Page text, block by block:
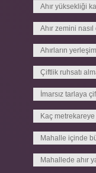
Ahır yüksekliği
Ahır zemini nasıl
Ahırların
Çiftlik ruhsatı
İmarsız tarlaya
Kaç
Mahalle içinde
Mahallede ahır